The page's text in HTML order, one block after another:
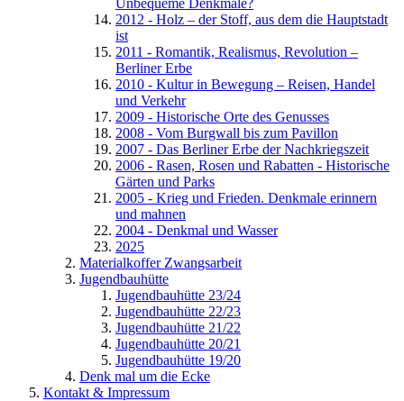
Unbequeme Denkmale?
2012 - Holz – der Stoff, aus dem die Hauptstadt
ist
2011 - Romantik, Realismus, Revolution –
Berliner Erbe
2010 - Kultur in Bewegung – Reisen, Handel
und Verkehr
2009 - Historische Orte des Genusses
2008 - Vom Burgwall bis zum Pavillon
2007 - Das Berliner Erbe der Nachkriegszeit
2006 - Rasen, Rosen und Rabatten - Historische
Gärten und Parks
2005 - Krieg und Frieden. Denkmale erinnern
und mahnen
2004 - Denkmal und Wasser
2025
Materialkoffer Zwangsarbeit
Jugendbauhütte
Jugendbauhütte 23/24
Jugendbauhütte 22/23
Jugendbauhütte 21/22
Jugendbauhütte 20/21
Jugendbauhütte 19/20
Denk mal um die Ecke
Kontakt & Impressum